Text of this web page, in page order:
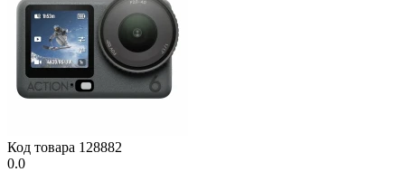
Код товара 128882
0.0